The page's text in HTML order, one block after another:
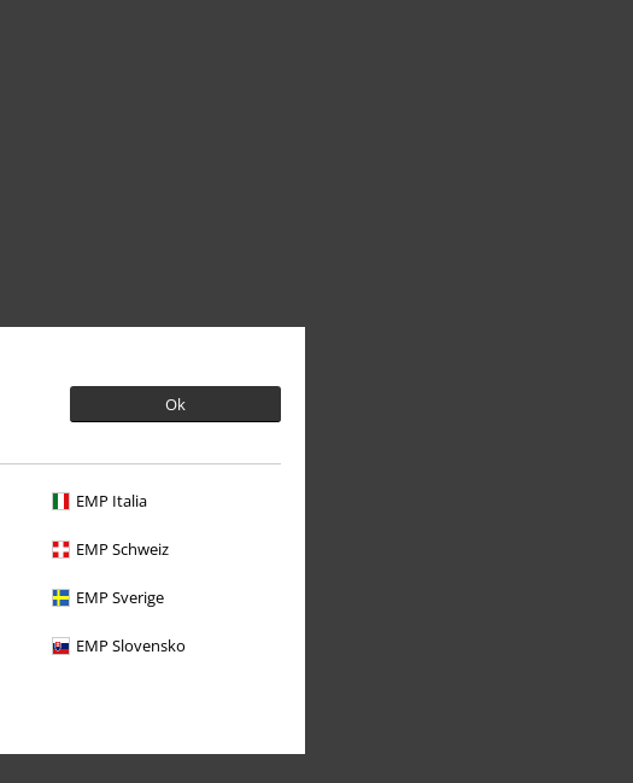
Ok
EMP Italia
EMP Schweiz
EMP Sverige
EMP Slovensko